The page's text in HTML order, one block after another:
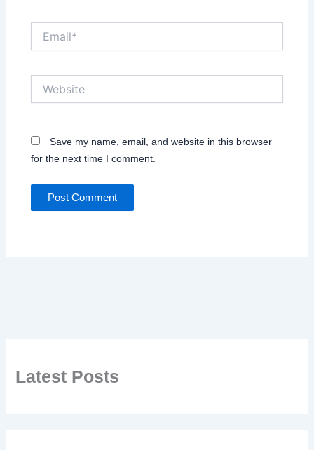
Save my name, email, and website in this browser
for the next time I comment.
Latest Posts